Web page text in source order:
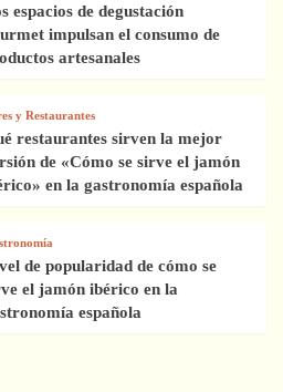
espacios de degustación
impulsan el consumo de
artesanales
y Restaurantes
restaurantes sirven la mejor
de «Cómo se sirve el jamón
en la gastronomía española
de popularidad de cómo se
el jamón ibérico en la
española